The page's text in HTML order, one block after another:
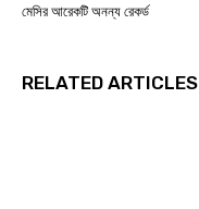
মেসির আরেকটি অনন্য রেকর্ড
RELATED ARTICLES